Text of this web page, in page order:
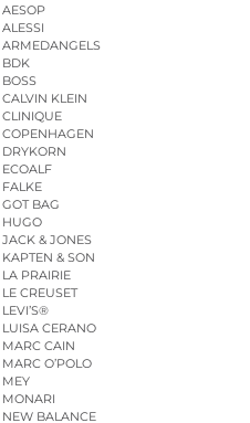
AESOP
ALESSI
ARMEDANGELS
BDK
BOSS
CALVIN KLEIN
CLINIQUE
COPENHAGEN
DRYKORN
ECOALF
FALKE
GOT BAG
HUGO
JACK & JONES
KAPTEN & SON
LA PRAIRIE
LE CREUSET
LEVI’S®
LUISA CERANO
MARC CAIN
MARC O’POLO
MEY
MONARI
NEW BALANCE